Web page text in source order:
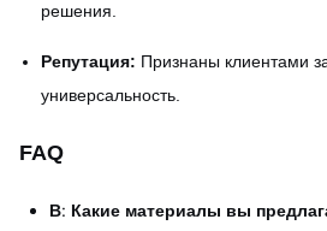
решения.
Репутация: Признаны клиентами
универсальность.
FAQ
В: Какие материалы вы